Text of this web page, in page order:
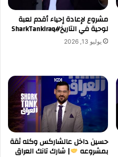
مشروع لإعادة إحياء أقدم لعبة
لوحية في التاريخ#SharkTankIraq
يوليو 13, 2026
حسين داخل عالشاركس وكله ثقة
بمشروعه | شارك تانك العراق